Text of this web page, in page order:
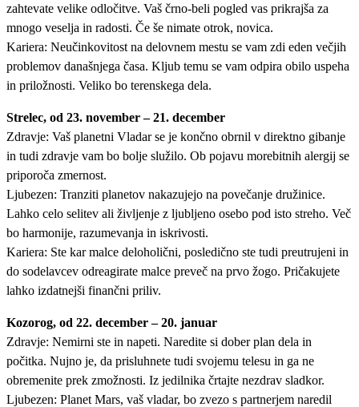
zahtevate velike odločitve. Vaš črno-beli pogled vas prikrajša za
mnogo veselja in radosti. Če še nimate otrok, novica.
Kariera: Neučinkovitost na delovnem mestu se vam zdi eden večjih
problemov današnjega časa. Kljub temu se vam odpira obilo uspeha
in priložnosti. Veliko bo terenskega dela.
Strelec, od 23. november – 21. december
Zdravje: Vaš planetni Vladar se je končno obrnil v direktno gibanje
in tudi zdravje vam bo bolje služilo. Ob pojavu morebitnih alergij se
priporoča zmernost.
Ljubezen: Tranziti planetov nakazujejo na povečanje družinice.
Lahko celo selitev ali življenje z ljubljeno osebo pod isto streho. Več
bo harmonije, razumevanja in iskrivosti.
Kariera: Ste kar malce deloholični, posledično ste tudi preutrujeni in
do sodelavcev odreagirate malce preveč na prvo žogo. Pričakujete
lahko izdatnejši finančni priliv.
Kozorog, od 22. december – 20. januar
Zdravje: Nemirni ste in napeti. Naredite si dober plan dela in
počitka. Nujno je, da prisluhnete tudi svojemu telesu in ga ne
obremenite prek zmožnosti. Iz jedilnika črtajte nezdrav sladkor.
Ljubezen: Planet Mars, vaš vladar, bo zvezo s partnerjem naredil